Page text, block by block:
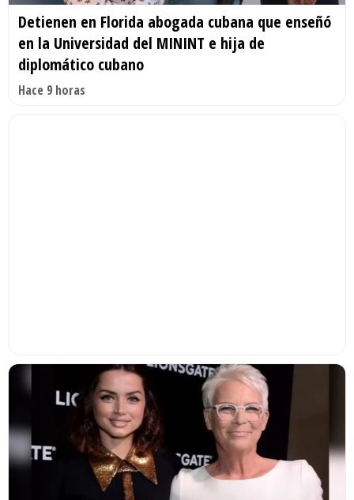
Detienen en Florida abogada cubana que enseñó
en la Universidad del MININT e hija de
diplomático cubano
Hace 9 horas